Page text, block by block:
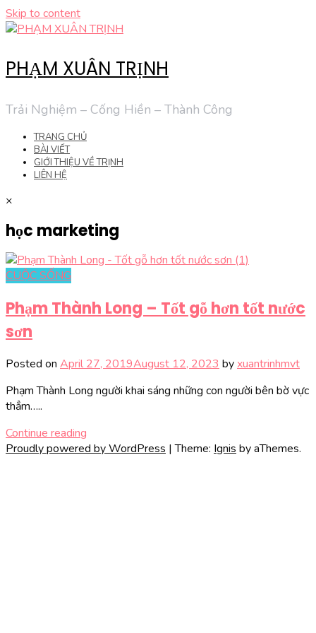
Skip to content
PHẠM XUÂN TRỊNH
Trải Nghiệm – Cống Hiền – Thành Công
TRANG CHỦ
BÀI VIẾT
GIỚI THIỆU VỀ TRỊNH
LIÊN HỆ
×
học marketing
CUỘC SỐNG
Phạm Thành Long – Tốt gỗ hơn tốt nước
sơn
Posted on April 27, 2019August 12, 2023 byxuantrinhmvt
Phạm Thành Long người khai sáng những con người bên bờ vực
thẳm…..
Continue reading
Proudly powered by WordPress |Theme: Ignis by aThemes.